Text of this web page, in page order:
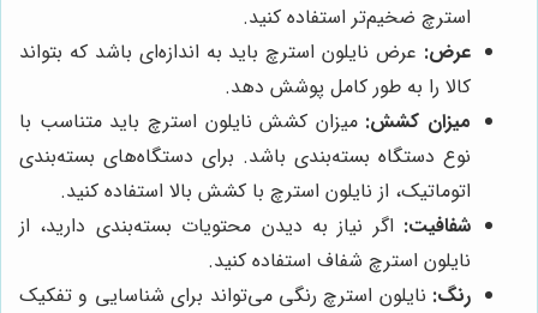
استرچ ضخیم‌تر استفاده کنید.
عرض: عرض نایلون استرچ باید به اندازه‌ای باشد که بتواند
کالا را به طور کامل پوشش دهد.
میزان کشش: میزان کشش نایلون استرچ باید متناسب با
نوع دستگاه بسته‌بندی باشد. برای دستگاه‌های بسته‌بندی
اتوماتیک، از نایلون استرچ با کشش بالا استفاده کنید.
شفافیت: اگر نیاز به دیدن محتویات بسته‌بندی دارید، از
نایلون استرچ شفاف استفاده کنید.
رنگ: نایلون استرچ رنگی می‌تواند برای شناسایی و تفکیک